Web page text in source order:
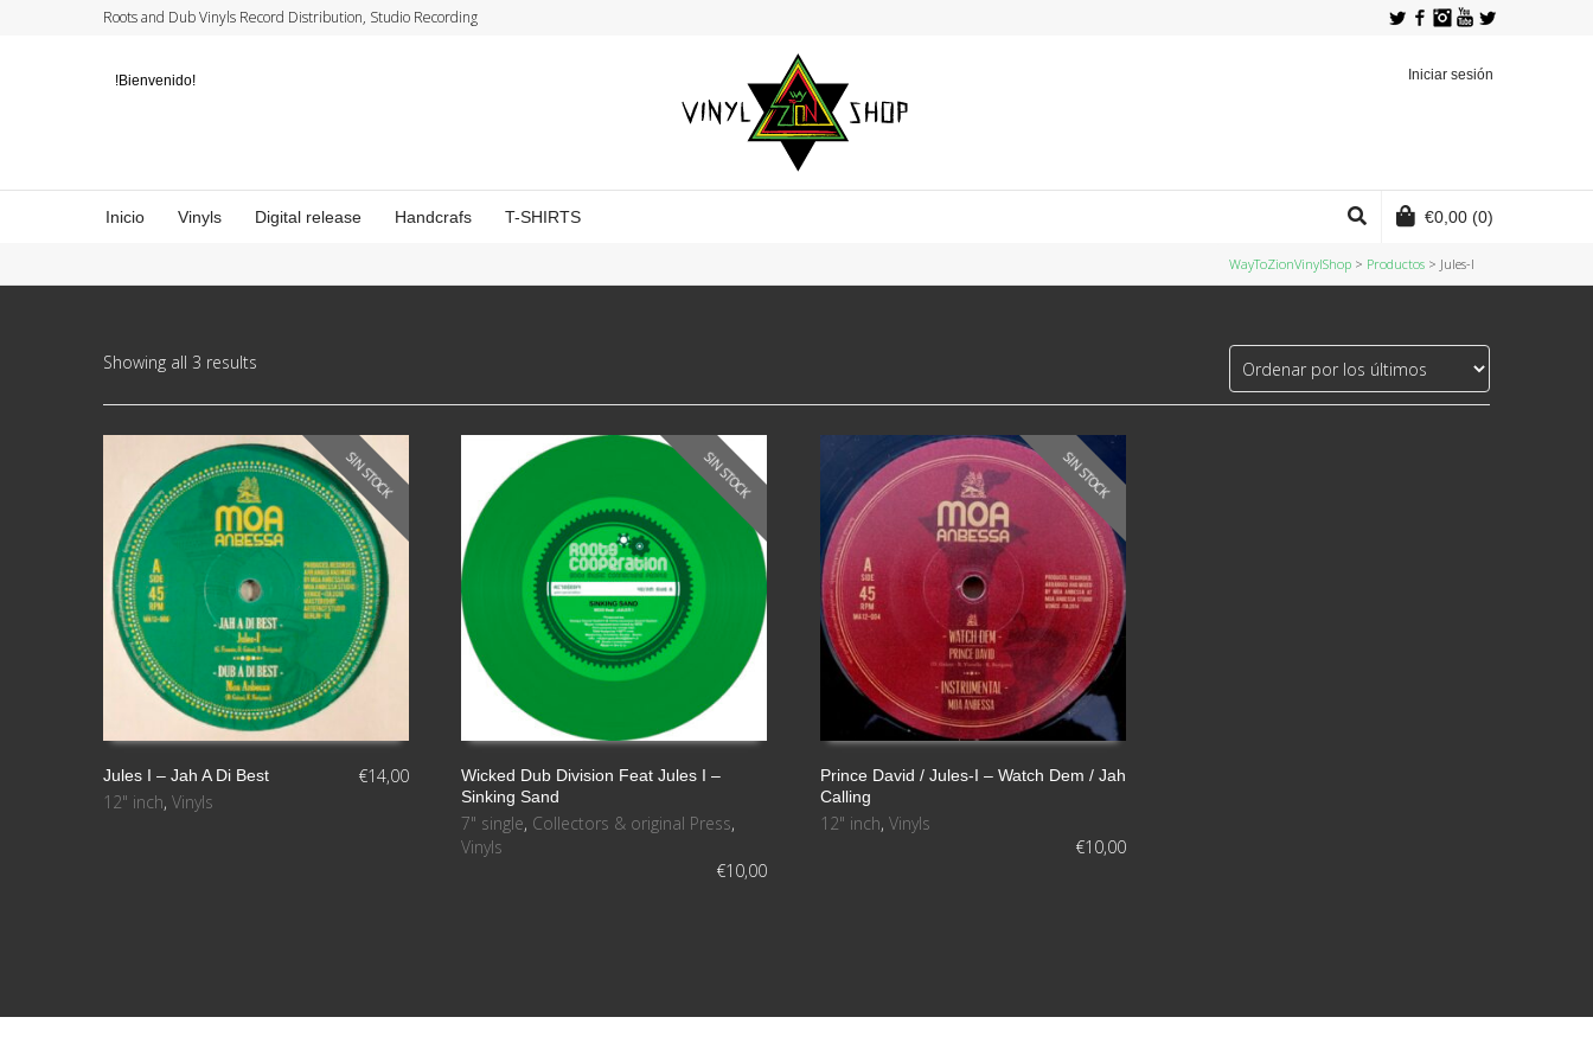
Roots and Dub Vinyls Record Distribution, Studio Recording YouTube
Instagram
Facebook
Twitter
!Bienvenido! Iniciar sesión
Inicio Vinyls Digital release Handcrafs T-SHIRTS €0,00 (0)
WayToZionVinylShop > Productos > Jules-I ‎
Showing all 3 results
SIN STOCK
LEER MÁS
Jules I – Jah A Di Best
12" inch, Vinyls
€14,00
SIN STOCK
Wicked Dub Division Feat Jules I ‎–
Sinking Sand
7" single, Collectors & original Press,
Vinyls
€10,00
SIN STOCK
Prince David / Jules-I ‎– Watch Dem / Jah
Calling
12" inch, Vinyls
€10,00